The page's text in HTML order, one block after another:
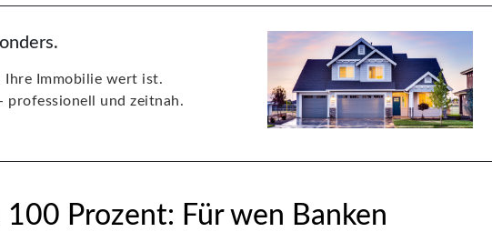
Ihre Immobilie wert ist.
und zeitnah.
100 Prozent: Für wen Banken